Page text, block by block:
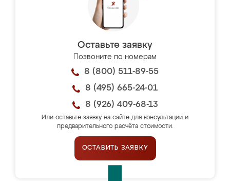
Оставьте заявку
Позвоните по номерам
8 (800) 511-89-55
8 (495) 665-24-01
8 (926) 409-68-13
Или оставьте заявку на сайте для консультации и
предварительного расчёта стоимости.
ОСТАВИТЬ ЗАЯВКУ